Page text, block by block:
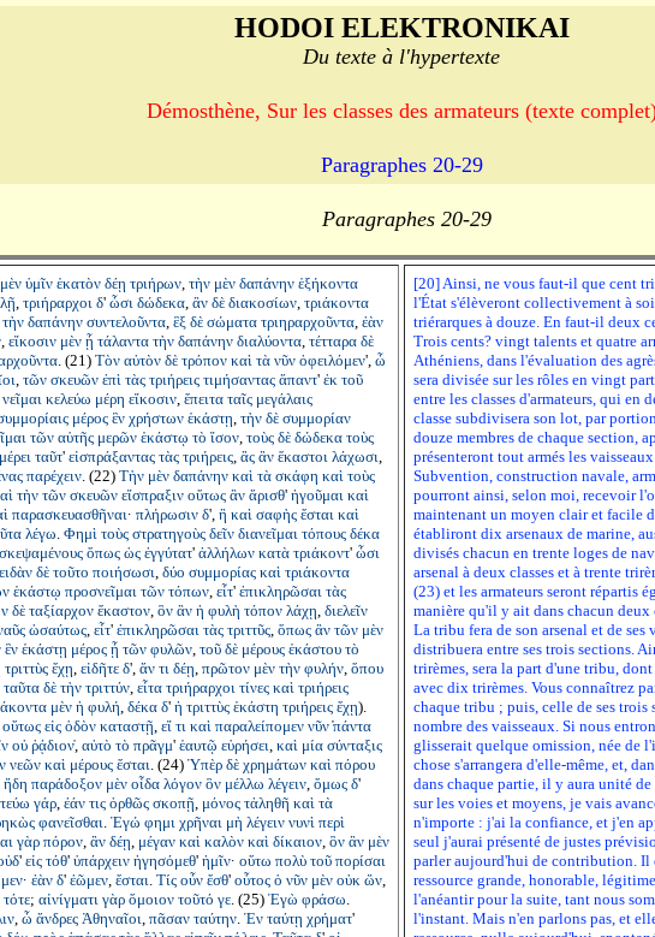
HODOI ELEKTRONIKAI
Du texte à l'hypertexte
Démosthène, Sur les classes des armateurs (texte
Paragraphes 20-29
Paragraphes 20-29
μὲν ὑμῖν ἑκατὸν δέῃ τριήρων, τὴν μὲν δαπάνην ἑξήκοντα
, τριήραρχοι δ' ὦσι δώδεκα, ἂν δὲ διακοσίων, τριάκοντα
τὴν δαπάνην συντελοῦντα, ἓξ δὲ σώματα τριηραρχοῦντα, ἐὰν
, εἴκοσιν μὲν ᾖ τάλαντα τὴν δαπάνην διαλύοντα, τέτταρα δὲ
. (21) Τὸν αὐτὸν δὲ τρόπον καὶ τὰ νῦν ὀφειλόμεν', ὦ
, τῶν σκευῶν ἐπὶ τὰς τριήρεις τιμήσαντας ἅπαντ' ἐκ τοῦ
νεῖμαι κελεύω μέρη εἴκοσιν, ἔπειτα ταῖς μεγάλαις
μέρος ἓν χρήστων ἑκάστῃ, τὴν δὲ συμμορίαν
τῶν αὑτῆς μερῶν ἑκάστῳ τὸ ἴσον, τοὺς δὲ δώδεκα τοὺς
μέρει ταῦτ' εἰσπράξαντας τὰς τριήρεις, ἃς ἂν ἕκαστοι λάχωσι,
παρέχειν. (22) Τὴν μὲν δαπάνην καὶ τὰ σκάφη καὶ τοὺς
τὴν τῶν σκευῶν εἴσπραξιν οὕτως ἂν ἄρισθ' ἡγοῦμαι καὶ
παρασκευασθῆναι· πλήρωσιν δ', ἣ καὶ σαφὴς ἔσται καὶ
λέγω. Φημὶ τοὺς στρατηγοὺς δεῖν διανεῖμαι τόπους δέκα
σκεψαμένους ὅπως ὡς ἐγγύτατ' ἀλλήλων κατὰ τριάκοντ' ὦσι
δὲ τοῦτο ποιήσωσι, δύο συμμορίας καὶ τριάκοντα
ἑκάστῳ προσνεῖμαι τῶν τόπων, εἶτ' ἐπικληρῶσαι τὰς
δὲ ταξίαρχον ἕκαστον, ὃν ἂν ἡ φυλὴ τόπον λάχῃ, διελεῖν
ὡσαύτως, εἶτ' ἐπικληρῶσαι τὰς τριττῦς, ὅπως ἂν τῶν μὲν
ἓν ἑκάστῃ μέρος ᾖ τῶν φυλῶν, τοῦ δὲ μέρους ἑκάστου τὸ
τριττὺς ἔχῃ, εἰδῆτε δ', ἄν τι δέῃ, πρῶτον μὲν τὴν φυλήν, ὅπου
ταῦτα δὲ τὴν τριττύν, εἶτα τριήραρχοι τίνες καὶ τριήρεις
μὲν ἡ φυλή, δέκα δ' ἡ τριττὺς ἑκάστη τριήρεις ἔχῃ).
οὕτως εἰς ὁδὸν καταστῇ, εἴ τι καὶ παραλείπομεν νῦν̔πάντα
οὐ ῥᾴδιον̓, αὐτὸ τὸ πρᾶγμ' ἑαυτῷ εὑρήσει, καὶ μία σύνταξις
νεῶν καὶ μέρους ἔσται. (24) Ὑπὲρ δὲ χρημάτων καὶ πόρου
ἤδη παράδοξον μὲν οἶδα λόγον ὃν μέλλω λέγειν, ὅμως δ'
γάρ, ἐάν τις ὀρθῶς σκοπῇ, μόνος τἀληθῆ καὶ τὰ
φανεῖσθαι. Ἐγώ φημι χρῆναι μὴ λέγειν νυνὶ περὶ
γὰρ πόρον, ἂν δέῃ, μέγαν καὶ καλὸν καὶ δίκαιον, ὃν ἂν μὲν
' εἰς τόθ' ὑπάρχειν ἡγησόμεθ' ἡμῖν· οὕτω πολὺ τοῦ πορίσαι
· ἐὰν δ' ἐῶμεν, ἔσται. Τίς οὖν ἔσθ' οὗτος ὁ νῦν μὲν οὐκ ὤν,
τότε; αἰνίγματι γὰρ ὅμοιον τοῦτό γε. (25) Ἐγὼ φράσω.
, ὦ ἄνδρες Ἀθηναῖοι, πᾶσαν ταύτην. Ἐν ταύτῃ χρήματ'
[20] Ainsi, ne vous faut-il que cent
l'État s'élèveront collectivement à
triérarques à douze. En faut-il deux
Trois cents? vingt talents et quatre
Athéniens, dans l'évaluation des
sera divisée sur les rôles en vingt
entre les classes d'armateurs, qui en
classe subdivisera son lot, par
douze membres de chaque section,
présenteront tout armés les
Subvention, construction navale,
pourront ainsi, selon moi, recevoir
maintenant un moyen clair et facile
établiront dix arsenaux de marine,
divisés chacun en trente loges de
arsenal à deux classes et à trente
(23) et les armateurs seront répartis
manière qu'il y ait dans chacun deux
La tribu fera de son arsenal et de
distribuera entre ses trois sections.
trirèmes, sera la part d'une tribu,
avec dix trirèmes. Vous connaîtrez
chaque tribu ; puis, celle de ses trois
nombre des vaisseaux. Si nous
glisserait quelque omission, née de
chose s'arrangera d'elle-même, et,
dans chaque partie, il y aura unité
sur les voies et moyens, je vais
n'importe : j'ai la confiance, et j'en
seul j'aurai présenté de justes
parler aujourd'hui de contribution. Il
ressource grande, honorable,
l'anéantir pour la suite, tant nous
l'instant. Mais n'en parlons pas, et